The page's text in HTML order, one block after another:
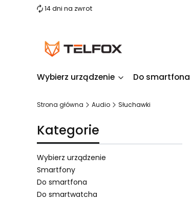
14 dni na zwrot
Wybierz urządzenie Do smartfona
Strona główna Audio Słuchawki
Kategorie
Wybierz urządzenie
Smartfony
Do smartfona
Do smartwatcha